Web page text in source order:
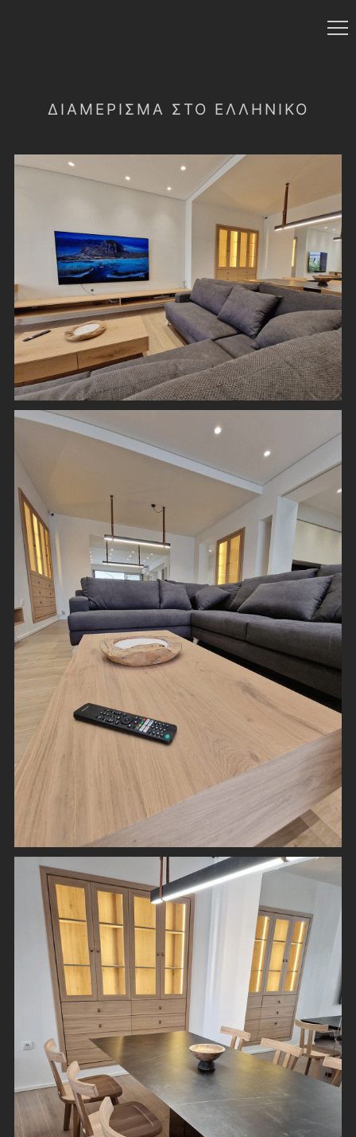
ΔΙΑΜΈΡΙΣΜΑ ΣΤΟ ΕΛΛΗΝΙΚΌ